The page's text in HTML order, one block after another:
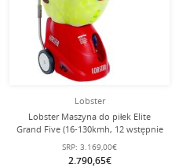
Lobster
Lobster Maszyna do piłek Elite
Grand Five (16-130kmh, 12 wstępnie
zainstalowanych ćwiczeń,
akumulator do 8h, oscylator)
SRP: 3.169,00€
2.790,65€